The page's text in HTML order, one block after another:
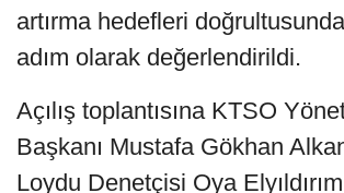
artırma hedefleri
adım olarak değerlendirildi.
Açılış toplantısına KTSO
Başkanı Mustafa Gökhan
Loydu Denetçisi Oya